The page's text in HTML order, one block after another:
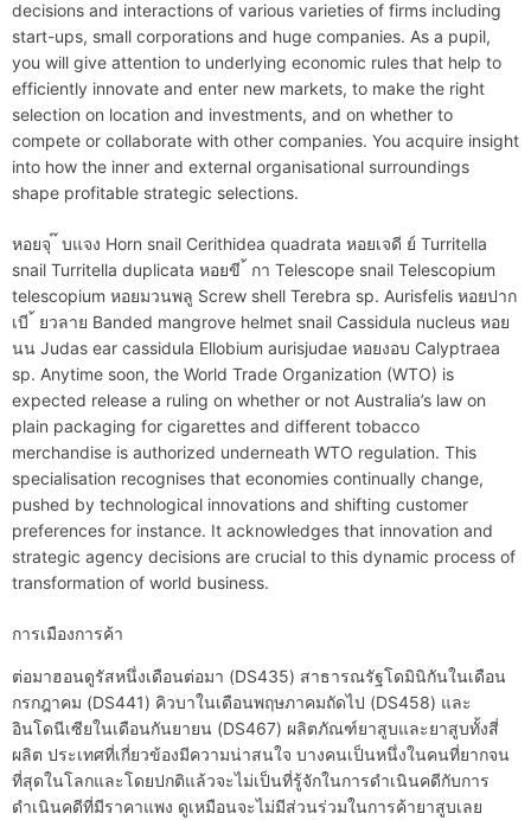
decisions and interactions of various varieties of firms including
start-ups, small corporations and huge companies. As a pupil,
you will give attention to underlying economic rules that help to
efficiently innovate and enter new markets, to make the right
selection on location and investments, and on whether to
compete or collaborate with other companies. You acquire insight
into how the inner and external organisational surroundings
shape profitable strategic selections.
หอยจุ ๊ บแจง Horn snail Cerithidea quadrata หอยเจดี ย์ Turritella
snail Turritella duplicata หอยขี ้ กา Telescope snail Telescopium
telescopium หอยมวนพลู Screw shell Terebra sp. Aurisfelis หอยปาก
เบี ้ ยวลาย Banded mangrove helmet snail Cassidula nucleus หอย
นน Judas ear cassidula Ellobium aurisjudae หอยงอบ Calyptraea
sp. Anytime soon, the World Trade Organization (WTO) is
expected release a ruling on whether or not Australia’s law on
plain packaging for cigarettes and different tobacco
merchandise is authorized underneath WTO regulation. This
specialisation recognises that economies continually change,
pushed by technological innovations and shifting customer
preferences for instance. It acknowledges that innovation and
strategic agency decisions are crucial to this dynamic process of
transformation of world business.
การเมืองการค้า
ต่อมาฮอนดูรัสหนึ่งเดือนต่อมา (DS435) สาธารณรัฐโดมินิกันในเดือน
กรกฎาคม (DS441) คิวบาในเดือนพฤษภาคมถัดไป (DS458) และ
อินโดนีเซียในเดือนกันยายน (DS467) ผลิตภัณฑ์ยาสูบและยาสูบทั้งสี่
ผลิต ประเทศที่เกี่ยวข้องมีความน่าสนใจ บางคนเป็นหนึ่งในคนที่ยากจน
ที่สุดในโลกและโดยปกติแล้วจะไม่เป็นที่รู้จักในการดำเนินคดีกับการ
ดำเนินคดีที่มีราคาแพง ดูเหมือนจะไม่มีส่วนร่วมในการค้ายาสูบเลย